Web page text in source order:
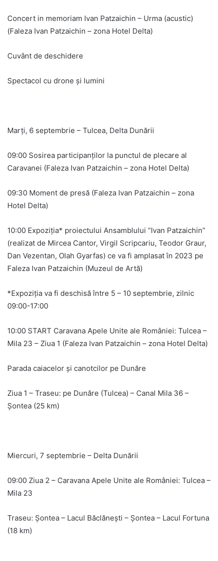
Concert in memoriam Ivan Patzaichin – Urma (acustic)
(Faleza Ivan Patzaichin – zona Hotel Delta)
Cuvânt de deschidere
Spectacol cu drone și lumini
Marți, 6 septembrie – Tulcea, Delta Dunării
09:00 Sosirea participanților la punctul de plecare al
Caravanei (Faleza Ivan Patzaichin – zona Hotel Delta)
09:30 Moment de presă (Faleza Ivan Patzaichin – zona
Hotel Delta)
10:00 Expoziția* proiectului Ansamblului “Ivan Patzaichin”
(realizat de Mircea Cantor, Virgil Scripcariu, Teodor Graur,
Dan Vezentan, Olah Gyarfas) ce va fi amplasat în 2023 pe
Faleza Ivan Patzaichin (Muzeul de Artă)
*Expoziția va fi deschisă între 5 – 10 septembrie, zilnic
09:00-17:00
10:00 START Caravana Apele Unite ale României: Tulcea –
Mila 23 – Ziua 1 (Faleza Ivan Patzaichin – zona Hotel Delta)
Parada caiacelor și canotcilor pe Dunăre
Ziua 1 – Traseu: pe Dunăre (Tulcea) – Canal Mila 36 –
Șontea (25 km)
Miercuri, 7 septembrie – Delta Dunării
09:00 Ziua 2 – Caravana Apele Unite ale României: Tulcea –
Mila 23
Traseu: Șontea – Lacul Băclănești – Șontea – Lacul Fortuna
(18 km)